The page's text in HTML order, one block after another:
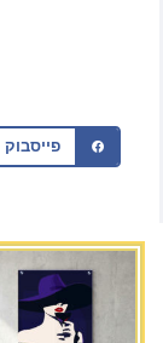
פייסבוק